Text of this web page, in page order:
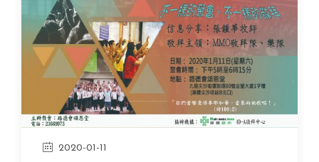
2020-01-11